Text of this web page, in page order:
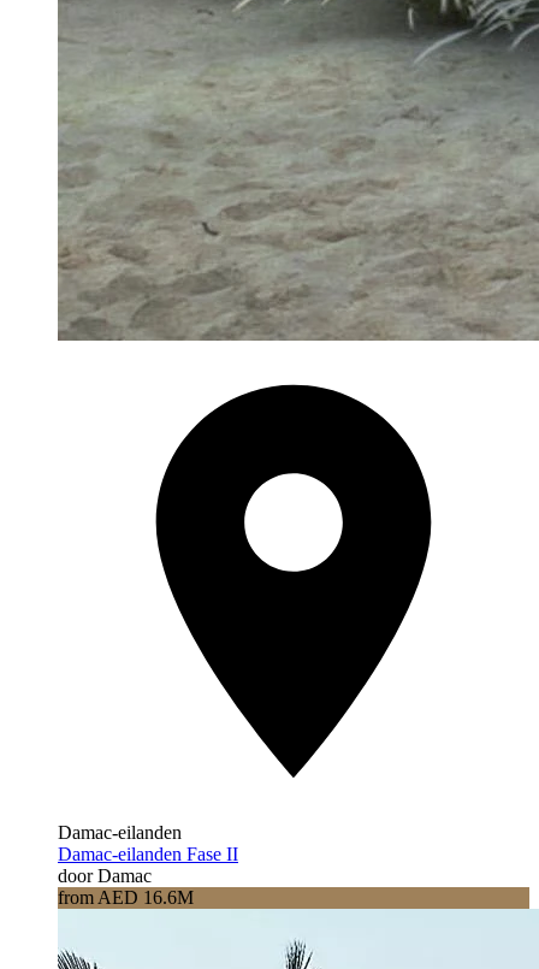
Damac-eilanden
Damac-eilanden Fase II
door Damac
from AED 16.6M